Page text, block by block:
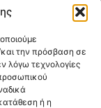
την πρόσβαση σε
λόγω τεχνολογίες
ή η